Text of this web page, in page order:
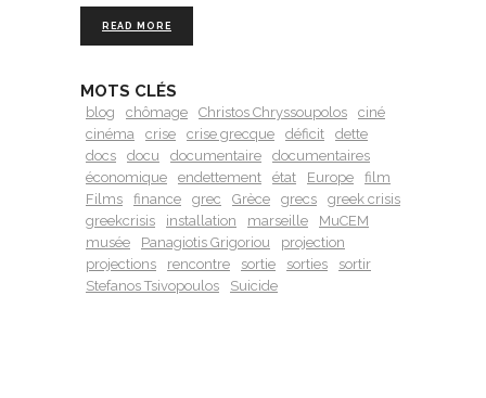
READ MORE
MOTS CLÉS
blog chômage Christos Chryssoupolos
ciné
cinéma
crise crise grecque déficit
dette
docs
docu documentaire
documentaires
économique
endettement état Europe
film
Films
finance grec Grèce grecs
greek crisis
greekcrisis
installation marseille
MuCEM
musée
Panagiotis Grigoriou
projection
projections
rencontre sortie sorties
sortir
Stefanos Tsivopoulos
Suicide